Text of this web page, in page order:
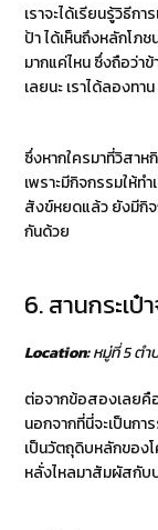
เราจะได้เรียนรู้วิธี
ป้า ได้เห็นถึงหลักโภ
มากแค่ไหน ซึ่งถือว่า
เลยนะ เราได้ลองท
ซึ่งหากใครมาที่วิสา
เพราะมีกิจกรรมให้ท
สังข์หยดแล้ว ยังมีกิ
กันด้วย
6. สานกระเป๋
Location:หมู่ที่ 5 ตำ
ต่อจากข้อสองเลยคื
นอกจากที่นี่จะเป็นกา
เป็นวัตถุดิบหลักของ
หลั่งไหลมาสัมผัสกั